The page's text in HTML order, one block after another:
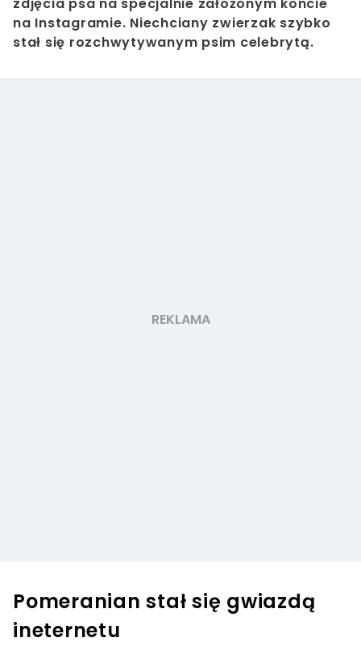
zdjęcia psa na specjalnie założonym koncie
na Instagramie. Niechciany zwierzak szybko
stał się rozchwytywanym psim celebrytą.
Pomeranian stał się gwiazdą
ineternetu